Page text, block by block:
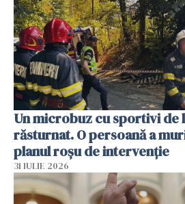
Un microbuz cu sportivi de
răsturnat. O persoană a
planul roșu de intervenție
31 IULIE 2026